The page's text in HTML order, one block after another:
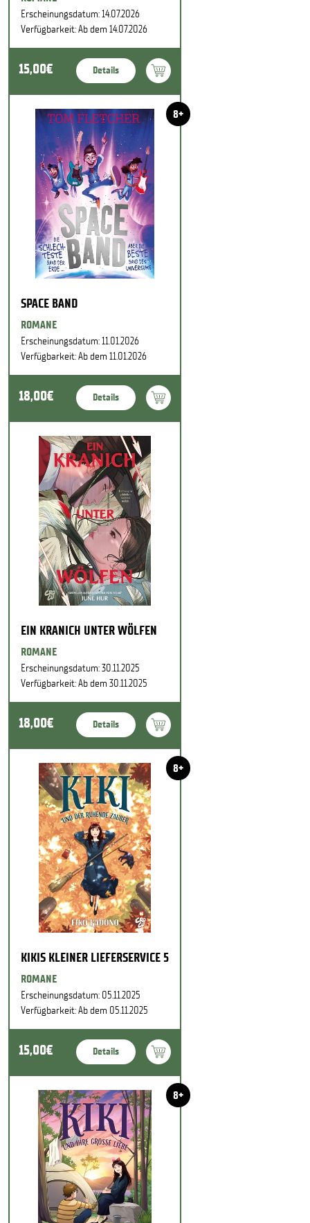
Erscheinungsdatum: 14.07.2026
Verfügbarkeit: Ab dem 14.07.2026
15,00€ Details
8+
SPACE BAND
ROMANE
Erscheinungsdatum: 11.01.2026
Verfügbarkeit: Ab dem 11.01.2026
18,00€ Details
EIN KRANICH UNTER WÖLFEN
ROMANE
Erscheinungsdatum: 30.11.2025
Verfügbarkeit: Ab dem 30.11.2025
18,00€ Details
8+
KIKIS KLEINER LIEFERSERVICE 5
ROMANE
Erscheinungsdatum: 05.11.2025
Verfügbarkeit: Ab dem 05.11.2025
15,00€ Details
8+